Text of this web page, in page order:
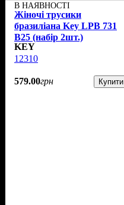
В НАЯВНОСТІ
Жіночі трусики
бразиліана Key LPB 731
B25 (набір 2шт.)
KEY
12310
579.00грн Купити